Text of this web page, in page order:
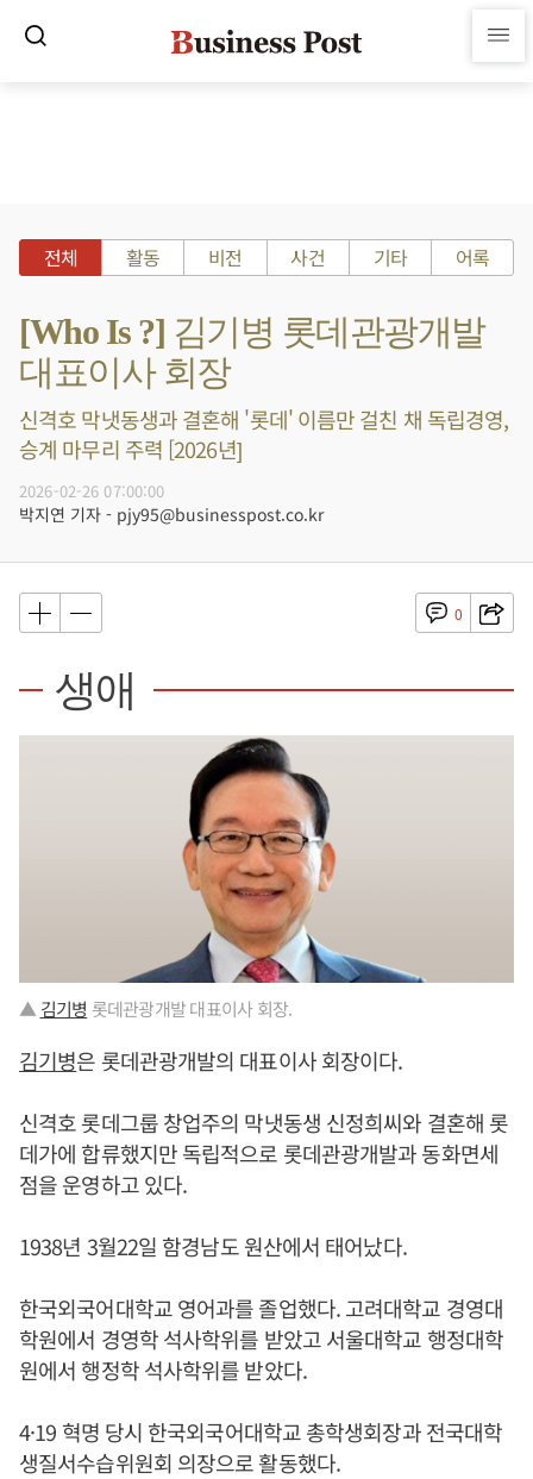
전체 활동 비전 사건 기타 어록
[Who Is ?] 김기병 롯데관광개발
대표이사 회장
신격호 막냇동생과 결혼해 '롯데' 이름만 걸친 채 독립경영,
승계 마무리 주력 [2026년]
2026-02-26 07:00:00
박지연 기자 - pjy95@businesspost.co.kr
0
생애
▲ 김기병 롯데관광개발 대표이사 회장.
김기병은 롯데관광개발의 대표이사 회장이다.
신격호 롯데그룹 창업주의 막냇동생 신정희씨와 결혼해 롯
데가에 합류했지만 독립적으로 롯데관광개발과 동화면세
점을 운영하고 있다.
1938년 3월22일 함경남도 원산에서 태어났다.
한국외국어대학교 영어과를 졸업했다. 고려대학교 경영대
학원에서 경영학 석사학위를 받았고 서울대학교 행정대학
원에서 행정학 석사학위를 받았다.
4·19 혁명 당시 한국외국어대학교 총학생회장과 전국대학
생질서수습위원회 의장으로 활동했다.